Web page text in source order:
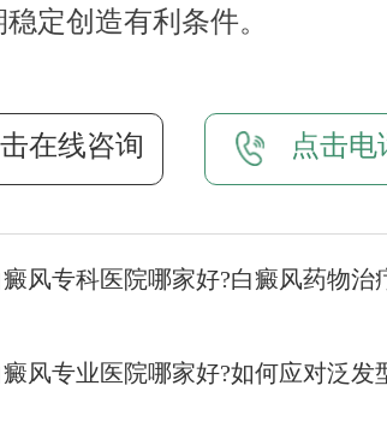
定创造有利条件。
在线咨询 点击电
风专科医院哪家好?白癜风药物治
风专业医院哪家好?如何应对泛发